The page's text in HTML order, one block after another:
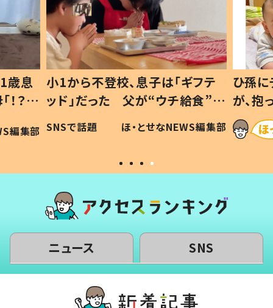
歳息
？」
編集部
小1から不登校、息子は「ギフテ
ッド」だった 父が“ウチ給食”を
作り続ける理由とは #令和の親
#令和の子
SNSで話題 ほ・とせなNEWS編集部
ひ孫
が、
「涙が
い」
ニュース SNS